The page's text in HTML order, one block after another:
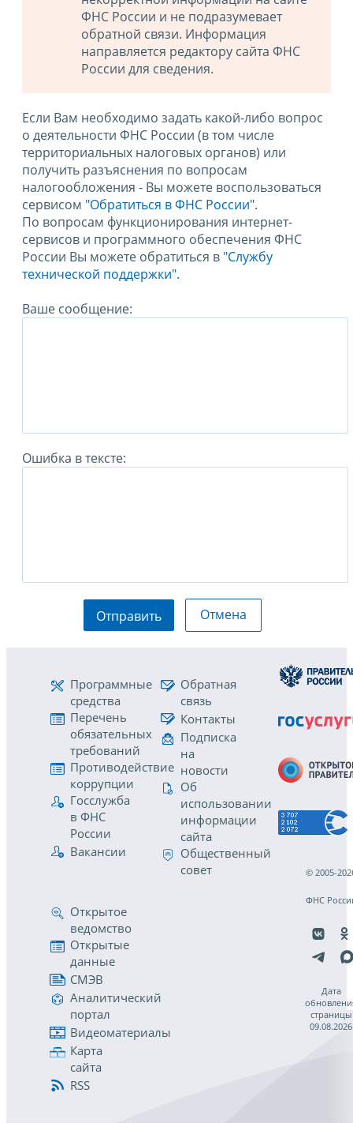
ФНС России и не подразумевает
обратной связи. Информация
направляется редактору сайта ФНС
России для сведения.
Если Вам необходимо задать какой-либо вопрос
о деятельности ФНС России (в том числе
территориальных налоговых органов) или
получить разъяснения по вопросам
налогообложения - Вы можете воспользоваться
сервисом "Обратиться в ФНС России".
По вопросам функционирования интернет-
сервисов и программного обеспечения ФНС
России Вы можете обратиться в "Службу
технической поддержки".
Ваше сообщение:
Ошибка в тексте:
Отправить Отмена
Программные
средства
Перечень
обязательных
требований
Противодействие
коррупции
Госслужба
в ФНС
России
Вакансии
Обратная
связь
Контакты
Подписка
на
новости
Об
использовании
информации
сайта
Общественный
совет
Открытое
ведомство
Открытые
данные
СМЭВ
Аналитический
портал
Видеоматериалы
Карта
сайта
RSS
© 2005-
ФНС
Дата
страницы
09.08.2026